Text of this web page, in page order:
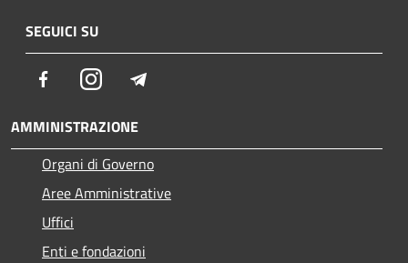
SEGUICI SU
FacebookInstagram
AMMINISTRAZIONE
Organi di Governo
Aree Amministrative
Uffici
Enti e fondazioni